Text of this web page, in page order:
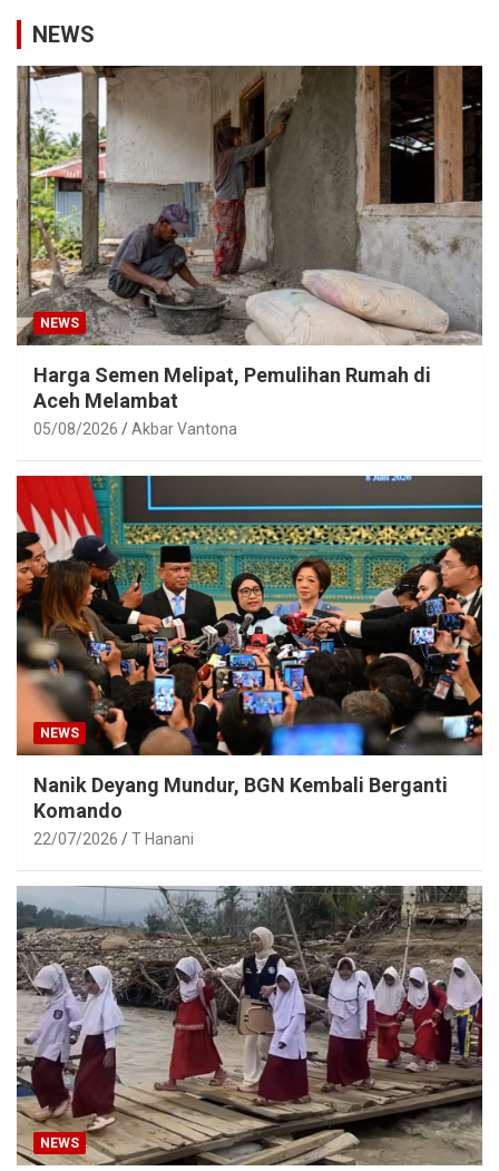
NEWS
NEWS
Harga Semen Melipat, Pemulihan Rumah di
Aceh Melambat
05/08/2026 Akbar Vantona
NEWS
Nanik Deyang Mundur, BGN Kembali Berganti
Komando
22/07/2026 T Hanani
NEWS